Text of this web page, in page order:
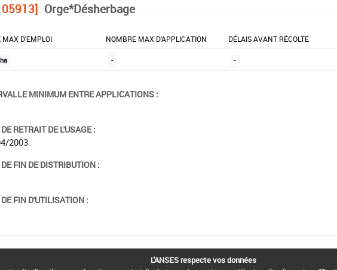
Orge*Désherbage
MAX D'EMPLOI NOMBRE MAX D'APPLICATION DÉLAIS AVANT RÉCOLTE
- -
MINIMUM ENTRE APPLICATIONS :
RETRAIT DE L'USAGE :
2003
FIN DE DISTRIBUTION :
FIN D'UTILISATION :
L'ANSES respecte vos données